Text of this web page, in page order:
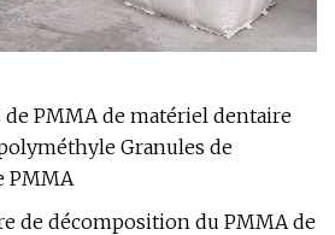
de PMMA de matériel dentaire
Granules de
PMMA
de décomposition du PMMA de